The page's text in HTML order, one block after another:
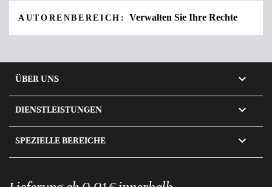
AUTORENBEREICH:Verwalten Sie Ihre Rechte
ÜBER UNS 
DIENSTLEISTUNGEN 
SPEZIELLE BEREICHE 